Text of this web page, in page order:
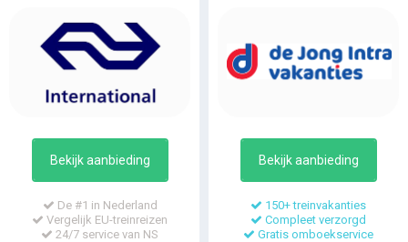
Bekijk aanbieding
De #1 in Nederland
Vergelijk EU-treinreizen
24/7 service van NS
Bekijk aanbieding
150+ treinvakanties
Compleet verzorgd
Gratis omboekservice